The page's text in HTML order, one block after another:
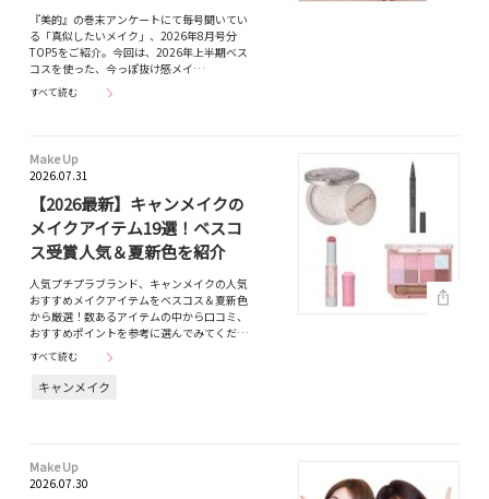
『美的』の巻末アンケートにて毎号聞いてい
る「真似したいメイク」、2026年8月号分
TOP5をご紹介。今回は、2026年上半期ベス
コスを使った、今っぽ抜け感メイ…
すべて読む
Make Up
2026.07.31
【2026最新】キャンメイクの
メイクアイテム19選！ベスコ
ス受賞人気＆夏新色を紹介
人気プチプラブランド、キャンメイクの人気
おすすめメイクアイテムをベスコス＆夏新色
から厳選！数あるアイテムの中から口コミ、
おすすめポイントを参考に選んでみてくだ…
すべて読む
キャンメイク
Make Up
2026.07.30